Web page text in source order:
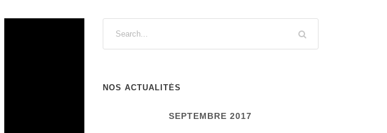
NOS ACTUALITÉS
SEPTEMBRE 2017